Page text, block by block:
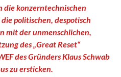
die konzerntechnischen
politischen, despotisch
mit der unmenschlichen,
des „Great Reset“
des Gründers Klaus Schwab
zu ersticken.